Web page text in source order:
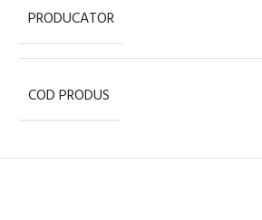
PRODUCATOR
COD PRODUS